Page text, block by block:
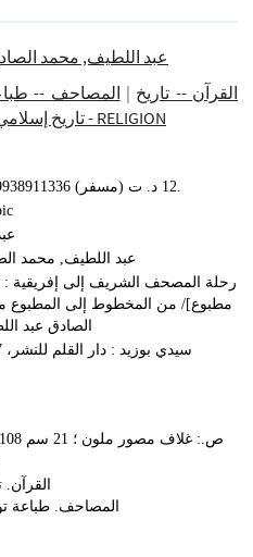
عبد اللطيف, محمد
القرآن -- تاريخ | المصاحف --
‏تاريخ200 - RELIGION
9789938911336 (مسفر‏) ‏12 د. ت.
عبد اللطيف, محمد
رحلة المصحف الشريف إلى إفريقية
مطبوع]‏‏‏/ ‏من المخطوط إلى المطبوع
الصادق عبد
سيدي بوزيد‏ : ‏دار القلم للنشر‏، ‏2017‏‏
القرآن.
المصاحف. ‏طباعة‏